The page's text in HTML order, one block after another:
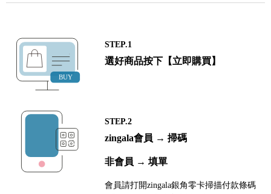
STEP.1
選好商品按下【立即購買】
STEP.2
zingala會員 → 掃碼
非會員 → 填單
會員請打開zingala銀角零卡掃描付款條碼